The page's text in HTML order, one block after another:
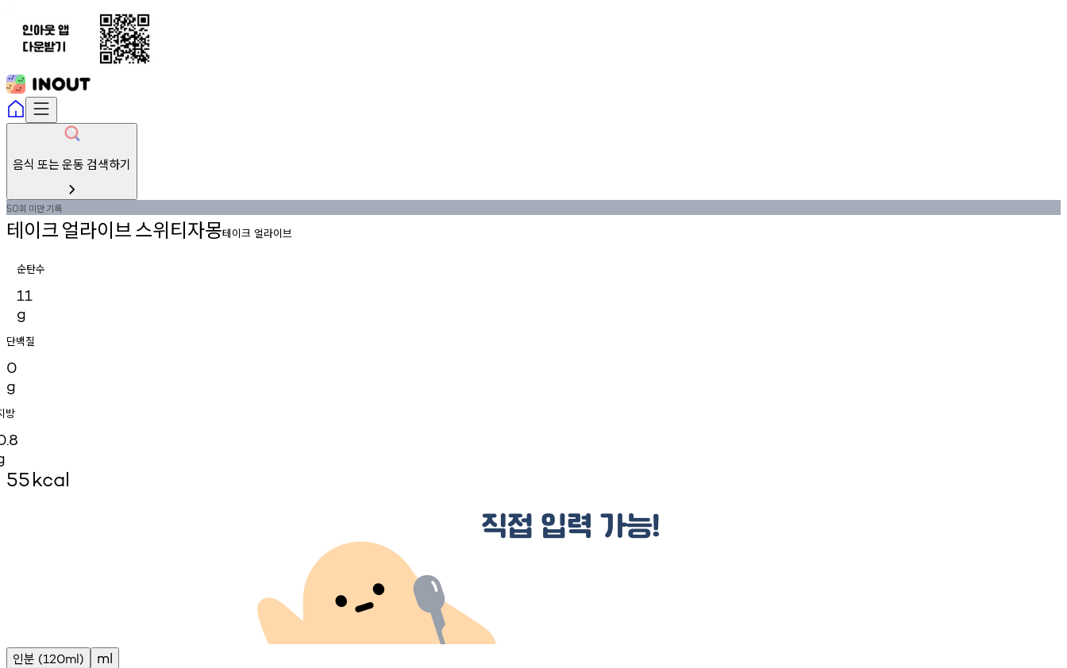
음식 또는 운동 검색하기
50회 미만기록
테이크얼라이브스위티자몽테이크 얼라이브
순탄수
11
g
단백질
0
g
방
55kcal
인분 (120ml) ml